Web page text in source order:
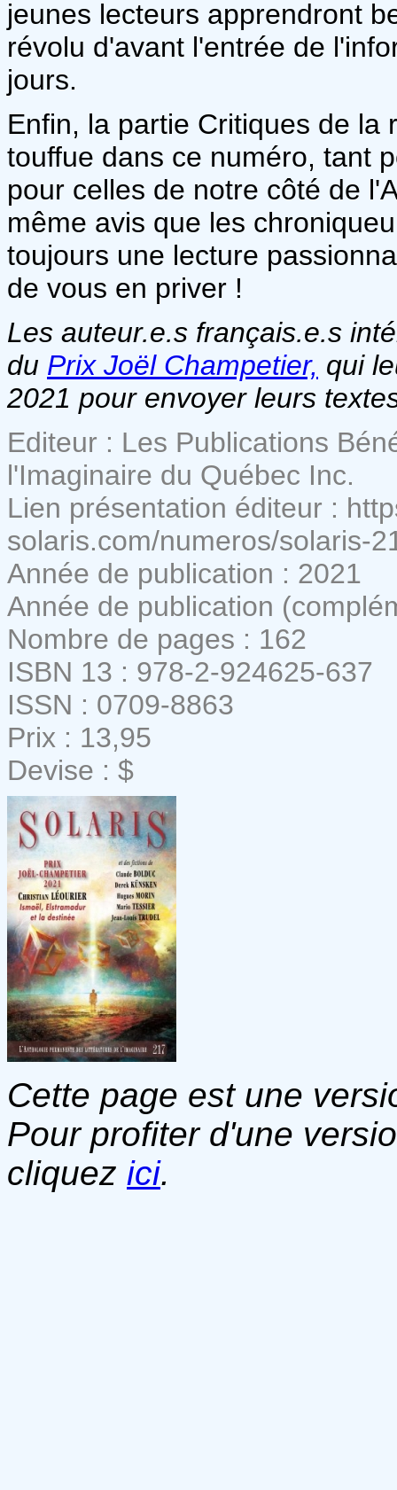
jeunes lecteurs apprendront
révolu d'avant l'entrée de
jours.
Enfin, la partie Critiques de la
touffue dans ce numéro, tant
pour celles de notre côté de
même avis que les
toujours une lecture
de vous en priver !
Les auteur.e.s français.e.s
du Prix Joël Champetier, qui
2021 pour envoyer leurs
Editeur : Les Publications
l'Imaginaire du Québec Inc.
Lien présentation éditeur :
solaris.com/numeros/solaris-
Année de publication : 2021
Année de publication
Nombre de pages : 162
ISBN 13 : 978-2-924625-637
ISSN : 0709-8863
Prix : 13,95
Devise : $
Cette page est une
Pour profiter d'une
cliquez ici.